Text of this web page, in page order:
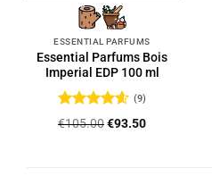
ESSENTIAL PARFUMS
Essential Parfums Bois
Imperial EDP 100 ml
Įvertinimas:
(9)
€105.00Original
€93.50Current